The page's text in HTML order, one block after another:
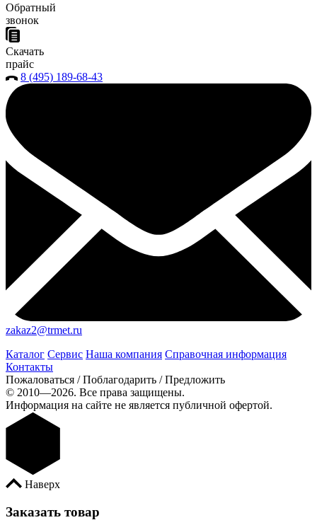
Обратный
звонок
Скачать
прайс
8 (495) 189-68-43
zakaz2@trmet.ru
Каталог Сервис Наша компания Справочная информация
Контакты
Пожаловаться / Поблагодарить / Предложить
© 2010—2026. Все права защищены.
Информация на сайте не является публичной офертой.
Наверх
Заказать товар